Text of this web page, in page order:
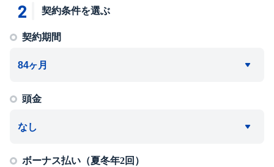
2 契約条件を選ぶ
契約期間
頭金
ボーナス払い（夏冬年2回）